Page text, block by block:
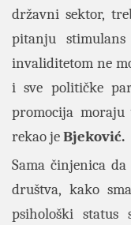
državni sektor,
pitanju
invaliditetom ne
i sve političke
promocija moraju
rekao jeBjeković.
Sama činjenica
društva, kako
psihološki status